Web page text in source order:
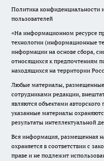
Политика конфиденциальности
пользователей
«На информационном ресурсе
технологии (информационные
информации на основе сбора,
относящихся к предпочтениям
находящихся на территории
Любые материалы, размещенные
сотрудниками редакции,
являются объектами авторского
указанные материалы
результаты интеллектуальной
Вся информация, размещенная
охраняется в соответствии с
праве и не подлежит